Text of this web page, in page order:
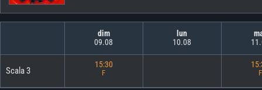
dim
09.08
lun
10.08
Scala 3
15:30
F F